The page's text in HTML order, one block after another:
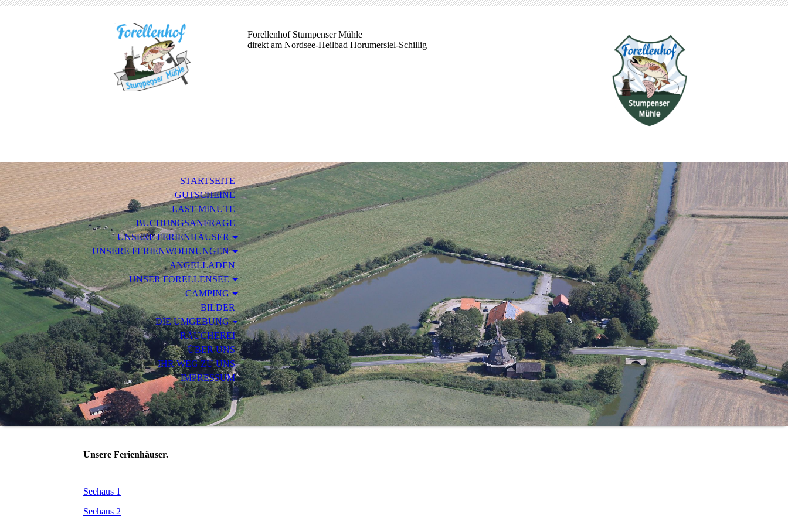
Forellenhof Stumpenser Mühle
direkt am Nordsee-Heilbad Horumersiel-Schillig
STARTSEITE
GUTSCHEINE
LAST MINUTE
BUCHUNGSANFRAGE
UNSERE FERIENHÄUSER
UNSERE FERIENWOHNUNGEN
ANGELLADEN
UNSER FORELLENSEE
CAMPING
BILDER
DIE UMGEBUNG
RÄUCHEREI
ÜBER UNS
IHR WEG ZU UNS
IMPRESSUM
Unsere Ferienhäuser.
Seehaus 1
Seehaus 2